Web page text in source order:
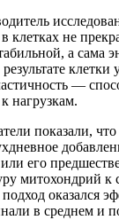
клетках не
а сама
клетки
—
нагрузкам.
показали,
его
митохондрий к
оказался
в среднем и